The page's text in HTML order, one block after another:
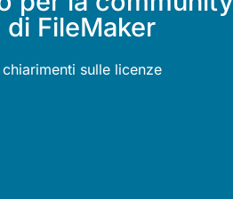
FileMaker
sulle licenze